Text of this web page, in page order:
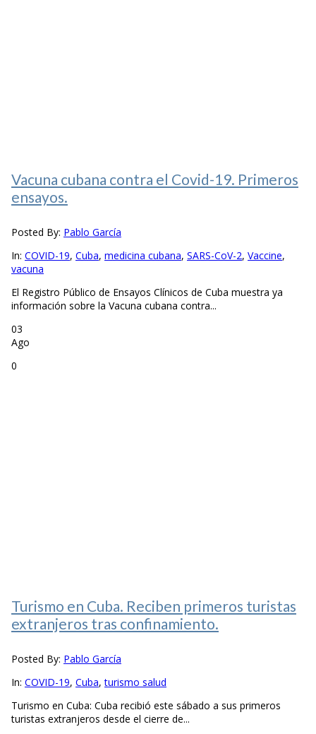
Vacuna cubana contra el Covid-19. Primeros
ensayos.
Posted By: Pablo García
In: COVID-19, Cuba, medicina cubana, SARS-CoV-2, Vaccine,
vacuna
El Registro Público de Ensayos Clínicos de Cuba muestra ya
información sobre la Vacuna cubana contra...
03
Ago
0
Turismo en Cuba. Reciben primeros turistas
extranjeros tras confinamiento.
Posted By: Pablo García
In: COVID-19, Cuba,turismo salud
Turismo en Cuba: Cuba recibió este sábado a sus primeros
turistas extranjeros desde el cierre de...